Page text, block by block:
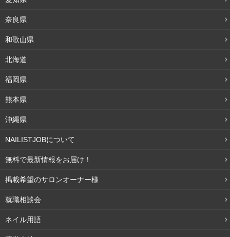
奈良県
和歌山県
北海道
福岡県
熊本県
沖縄県
NAILISTJOBについて
無料で最新情報をお届け！
掲載希望のサロンオーナー様
就職相談会
ネイル用語